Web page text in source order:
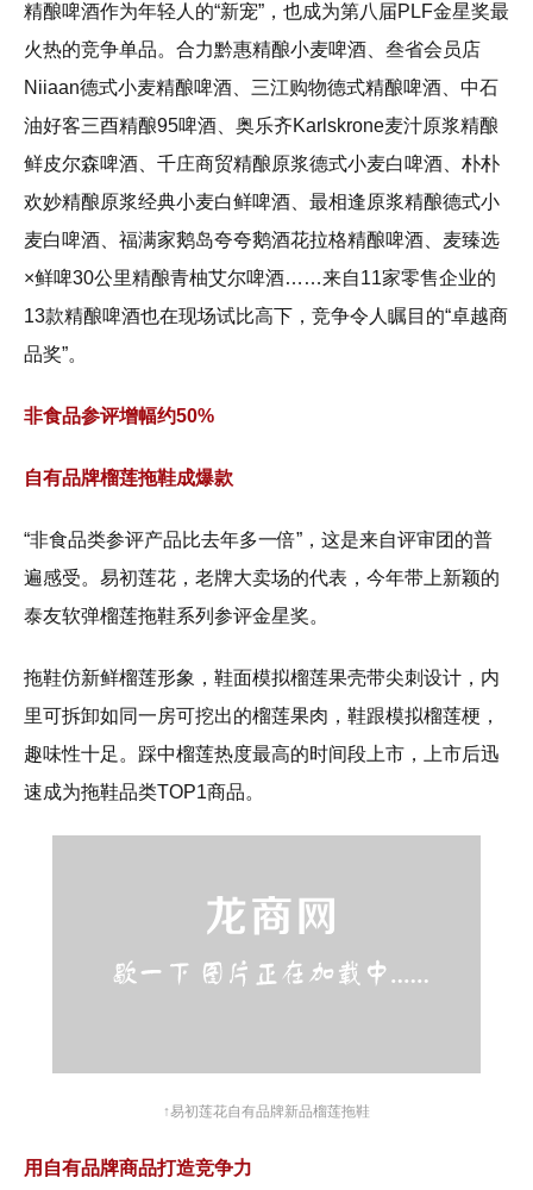
精酿啤酒作为年轻人的“新宠”，也成为第八届PLF金星奖最
火热的竞争单品。合力黔惠精酿小麦啤酒、叁省会员店
Niiaan德式小麦精酿啤酒、三江购物德式精酿啤酒、中石
油好客三酉精酿95啤酒、奥乐齐Karlskrone麦汁原浆精酿
鲜皮尔森啤酒、千庄商贸精酿原浆德式小麦白啤酒、朴朴
欢妙精酿原浆经典小麦白鲜啤酒、最相逢原浆精酿德式小
麦白啤酒、福满家鹅岛夸夸鹅酒花拉格精酿啤酒、麦臻选
×鲜啤30公里精酿青柚艾尔啤酒……来自11家零售企业的
13款精酿啤酒也在现场试比高下，竞争令人瞩目的“卓越商
品奖”。
非食品参评增幅约50%
自有品牌榴莲拖鞋成爆款
“非食品类参评产品比去年多一倍”，这是来自评审团的普
遍感受。易初莲花，老牌大卖场的代表，今年带上新颖的
泰友软弹榴莲拖鞋系列参评金星奖。
拖鞋仿新鲜榴莲形象，鞋面模拟榴莲果壳带尖刺设计，内
里可拆卸如同一房可挖出的榴莲果肉，鞋跟模拟榴莲梗，
趣味性十足。踩中榴莲热度最高的时间段上市，上市后迅
速成为拖鞋品类TOP1商品。
↑易初莲花自有品牌新品榴莲拖鞋
用自有品牌商品打造竞争力